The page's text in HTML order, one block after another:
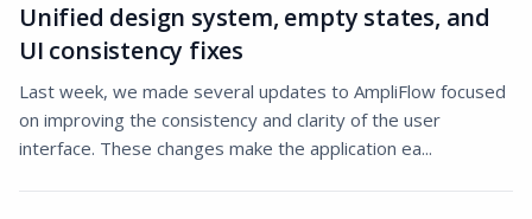
Unified design system, empty states, and
UI consistency fixes
Last week, we made several updates to AmpliFlow focused
on improving the consistency and clarity of the user
interface. These changes make the application ea...